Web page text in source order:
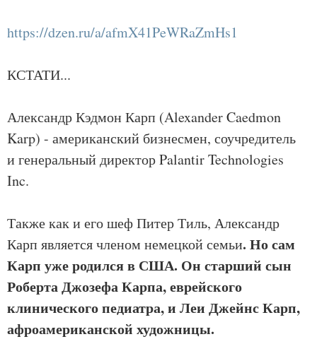
https://dzen.ru/a/afmX41PeWRaZmHs1
КСТАТИ...
Александр Кэдмон Карп (Alexander Caedmon
Karp) - американский бизнесмен, соучредитель
и генеральный директор Palantir Technologies
Inc.
Также как и его шеф Питер Тиль, Александр
Карп является членом немецкой семьи. Но сам
Карп уже родился в США. Он старший сын
Роберта Джозефа Карпа, еврейского
клинического педиатра, и Леи Джейнс Карп,
афроамериканской художницы.